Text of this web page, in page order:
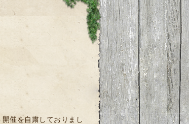
催を自粛しておりまし